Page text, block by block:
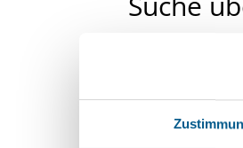
Sie suchen
Kleinschreibung